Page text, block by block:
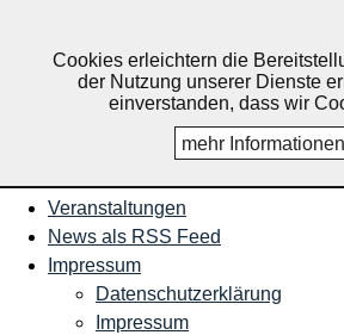
Ruppichteroth,
Winterscheid
Veranstaltungen
News als RSS Feed
Impressum
Datenschutzerklärung
Impressum
Cookies erleichtern die
der Nutzung unserer Dienste
einverstanden, dass wir
mehr Informationen